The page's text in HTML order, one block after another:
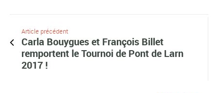
Article précédent
Carla Bouygues et François Billet
remportent le Tournoi de Pont de Larn
2017 !